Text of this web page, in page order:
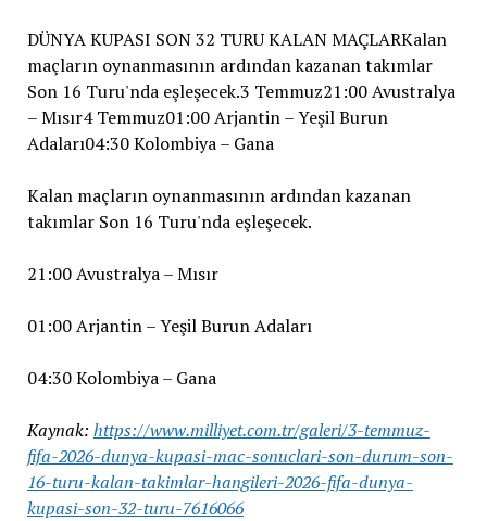
DÜNYA KUPASI SON 32 TURU KALAN MAÇLARKalan
maçların oynanmasının ardından kazanan takımlar
Son 16 Turu'nda eşleşecek.3 Temmuz21:00 Avustralya
– Mısır4 Temmuz01:00 Arjantin – Yeşil Burun
Adaları04:30 Kolombiya – Gana
Kalan maçların oynanmasının ardından kazanan
takımlar Son 16 Turu'nda eşleşecek.
21:00 Avustralya – Mısır
01:00 Arjantin – Yeşil Burun Adaları
04:30 Kolombiya – Gana
Kaynak: https://www.milliyet.com.tr/galeri/3-temmuz-
fifa-2026-dunya-kupasi-mac-sonuclari-son-durum-son-
16-turu-kalan-takimlar-hangileri-2026-fifa-dunya-
kupasi-son-32-turu-7616066